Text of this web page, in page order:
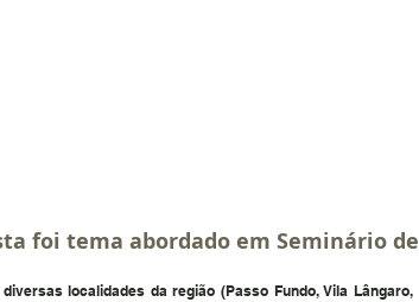
foi tema abordado em Seminário de
localidades da região (Passo Fundo, Vila Lângaro,